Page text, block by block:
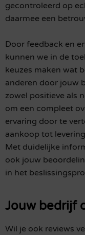
gecontroleerd op
daarmee een
Door feedback en
kunnen we in de
keuzes maken wat
anderen door jouw
zowel positieve als
om een compleet
ervaring door te
aankoop tot
Met duidelijke
ook jouw
in het
Jouw bedrijf
Wil je ook reviews